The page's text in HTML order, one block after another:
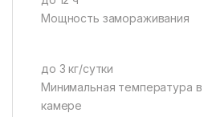
Мощность замораживания
до 3 кг/cутки
Минимальная температура
камере